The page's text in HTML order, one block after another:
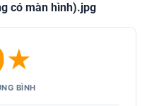
có màn hình).jpg
★
BÌNH